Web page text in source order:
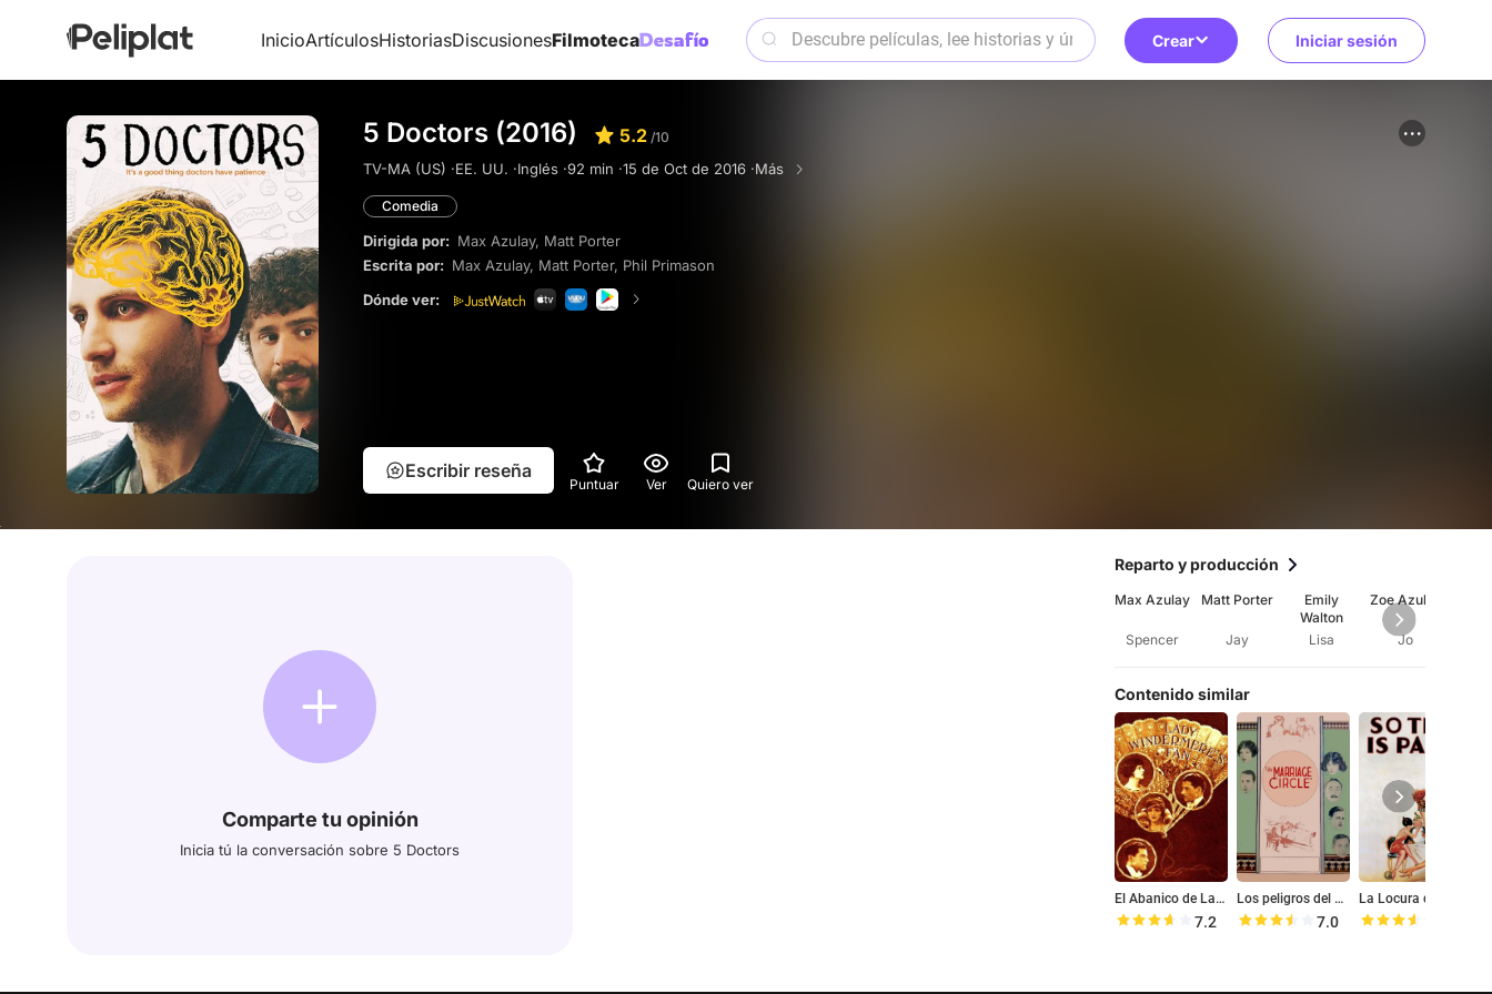
InicioArtículosHistoriasDiscusionesFilmoteca Crear Iniciar sesión
5 Doctors (2016) 5.2 /10
TV-MA (US) ·EE. UU. ·Inglés ·92 min ·15 de Oct de 2016 ·Más
Comedia
Dirigida por: Max Azulay, Matt Porter
Escrita por: Max Azulay, Matt Porter, Phil Primason
Dónde ver:
Escribir reseña
Puntuar Ver Quiero ver
Comparte tu opinión
Inicia tú la conversación sobre 5 Doctors
Reparto y producción
Max Azulay
Spencer
Matt Porter
Jay
Emily
Walton
Lisa
Zoe Azulay
Jo
Contenido similar
El Abanico de Lady Windermere
7.2
Los peligros del Flirt
7.0